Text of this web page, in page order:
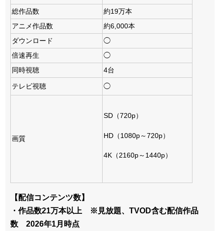
総作品数
約19万本
アニメ作品数
約6,000本
ダウンロード
◯
倍速再生
◯
同時視聴
4台
テレビ視聴 ◯
画質
SD（720p）
HD（1080p～720p）
4K（2160p～1440p）
【配信コンテンツ数】
・作品数21万本以上 ※見放題、TVOD含む配信作品
数 2026年1月時点